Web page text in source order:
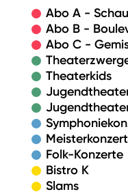
Abo A -
Abo B -
Abo C -
Theaterkids
Folk-Konzerte
Bistro K
Slams